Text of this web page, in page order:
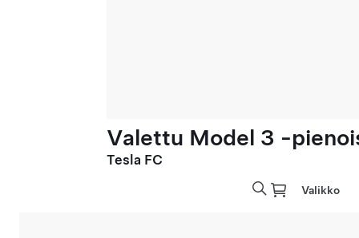
Valettu Model 3 -
Tesla FC
Valikko